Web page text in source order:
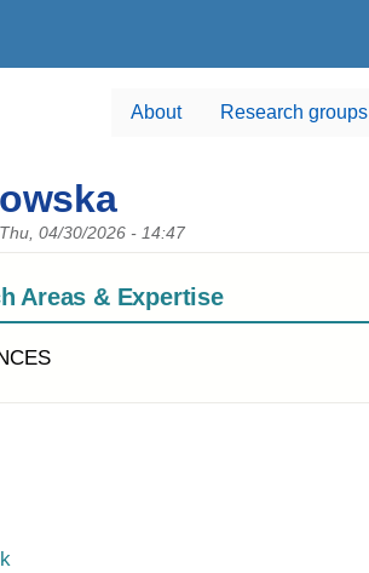
About Research groups
Thu, 04/30/2026 - 14:47
Areas & Expertise